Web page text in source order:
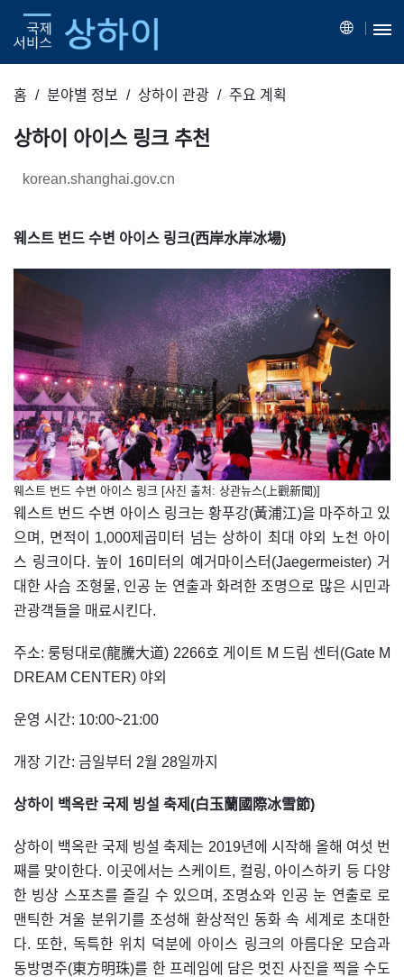
홈 분야별 정보 상하이 관광 주요 계획
상하이 아이스 링크 추천
korean.shanghai.gov.cn
웨스트 번드 수변 아이스 링크(西岸水岸冰場)
웨스트 번드 수변 아이스 링크 [사진 출처: 상관뉴스(上觀新聞)]
웨스트 번드 수변 아이스 링크는 황푸강(黃浦江)을 마주하고 있
으며, 면적이 1,000제곱미터 넘는 상하이 최대 야외 노천 아이
스 링크이다. 높이 16미터의 예거마이스터(Jaegermeister) 거
대한 사슴 조형물, 인공 눈 연출과 화려한 조명으로 많은 시민과
관광객들을 매료시킨다.
주소: 룽텅대로(龍騰大道) 2266호 게이트 M 드림 센터(Gate M
DREAM CENTER) 야외
운영 시간: 10:00~21:00
개장 기간: 금일부터 2월 28일까지
상하이 백옥란 국제 빙설 축제(白玉蘭國際冰雪節)
상하이 백옥란 국제 빙설 축제는 2019년에 시작해 올해 여섯 번
째를 맞이한다. 이곳에서는 스케이트, 컬링, 아이스하키 등 다양
한 빙상 스포츠를 즐길 수 있으며, 조명쇼와 인공 눈 연출로 로
맨틱한 겨울 분위기를 조성해 환상적인 동화 속 세계로 초대한
다. 또한, 독특한 위치 덕분에 아이스 링크의 아름다운 모습과
동방명주(東方明珠)를 한 프레임에 담은 멋진 사진을 찍을 수도